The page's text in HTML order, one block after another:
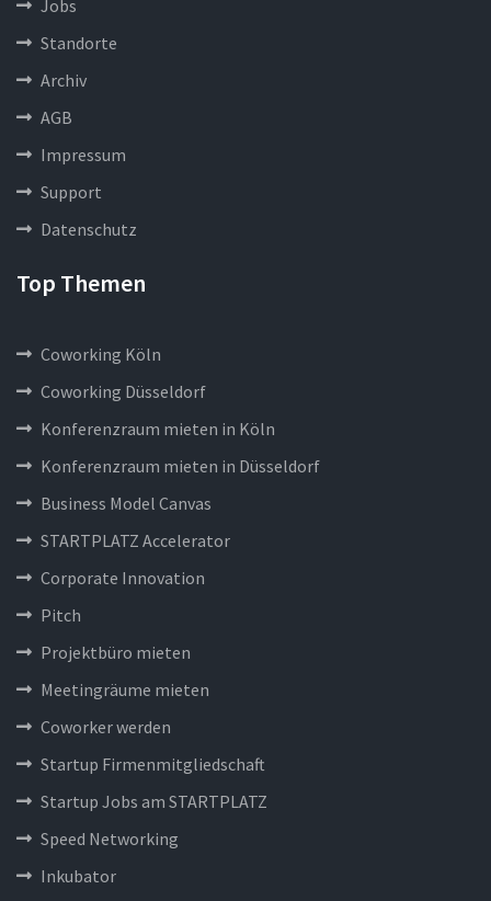
Jobs
Standorte
Archiv
AGB
Impressum
Support
Datenschutz
Top Themen
Coworking Köln
Coworking Düsseldorf
Konferenzraum mieten in Köln
Konferenzraum mieten in Düsseldorf
Business Model Canvas
STARTPLATZ Accelerator
Corporate Innovation
Pitch
Projektbüro mieten
Meetingräume mieten
Coworker werden
Startup Firmenmitgliedschaft
Startup Jobs am STARTPLATZ
Speed Networking
Inkubator